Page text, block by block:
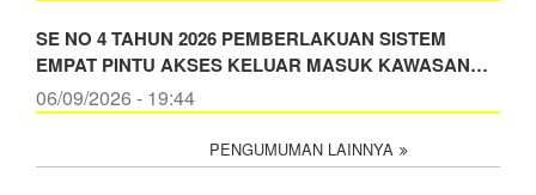
SE NO 4 TAHUN 2026 PEMBERLAKUAN SISTEM
EMPAT PINTU AKSES KELUAR MASUK KAWASAN…
06/09/2026 - 19:44
PENGUMUMAN LAINNYA